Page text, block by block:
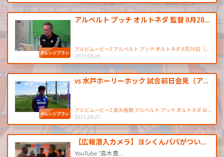
アルベルト プッチ オルトネダ 監督 8月28…
アルビムービーZ アルベルト プッチ オルトネダ 8月28日（…
2021.08.28
vs 水戸ホーリーホック 試合前日会見（ア…
アルビムービーZ 高木善朗 アルベルト プッチ オルトネダ 谷…
2021.08.27
【広報潜入カメラ】ヨシくんパパがつい…
YouTube “高木豊…